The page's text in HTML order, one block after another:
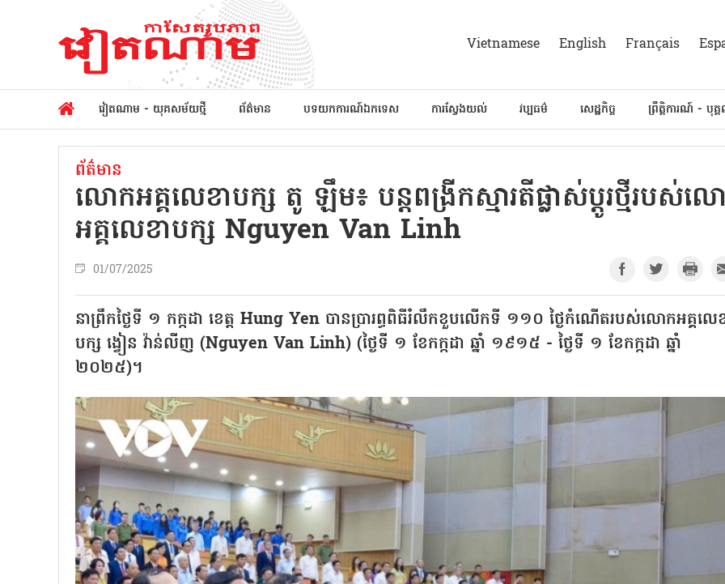
Vietnamese English Français
វៀតណាម - យុគសម័យថ្មី ព័ត៌មាន បទយកការណ៍ឯកទេស ការស្វែងយល់ វប្បធម៌ សេដ្ឋកិច្ច ព្រឹត្តិការណ៍ - បុគ្
ព័ត៌មាន
លោកអគ្គលេខាបក្ស តូ ឡឹម៖ បន្តពង្រីកស្មារតីផ្លាស់ប្ដូរថ្មីរបស់ល
អគ្គលេខាបក្ស Nguyen Van Linh
01/07/2025
នាព្រឹកថ្ងៃទី ១ កក្កដា ខេត្ត Hung Yen បានប្រារព្ធពិធីរំលឹកខួបលើកទី ១១០ ថ្ងៃកំណើតរបស់លោកអគ្គលេ
បក្ស ង្វៀន វ៉ាន់លីញ (Nguyen Van Linh) (ថ្ងៃទី ១ ខែកក្កដា ឆ្នាំ ១៩១៥ - ថ្ងៃទី ១ ខែកក្កដា ឆ្នាំ
២០២៥)។